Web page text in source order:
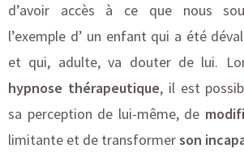
d’avoir accès à ce que nous
l’exemple d’ un enfant qui a été
et qui, adulte, va douter de lui.
hypnose thérapeutique, il est
sa perception de lui-même, de
limitante et de transformerson